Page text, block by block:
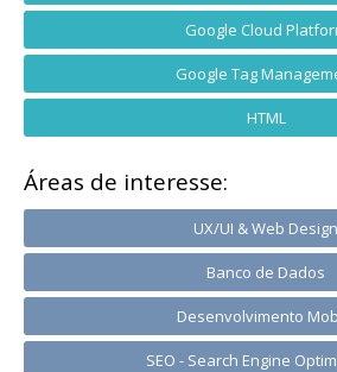
Google Cloud
Google Tag
HTML
Áreas de interesse:
UX/UI & Web Design
Banco de Dados
Desenvolvimento
SEO - Search Engine